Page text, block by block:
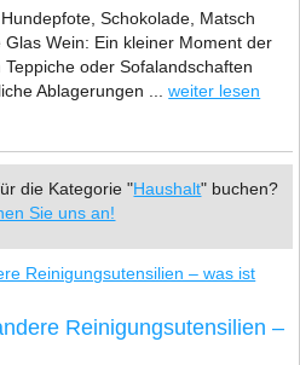
Schokolade, Matsch
Wein: Ein kleiner Moment der
oder Sofalandschaften
Ablagerungen ...weiter lesen
die Kategorie "Haushalt" buchen?
Sie uns an!
Reinigungsutensilien –